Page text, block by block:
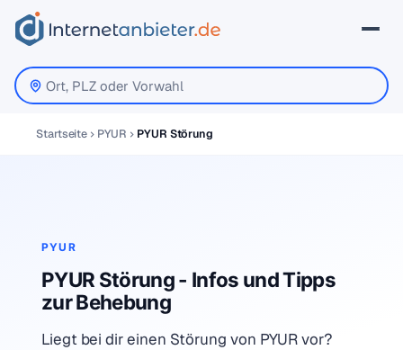
Startseite PYUR PYUR Störung
PYUR
PYUR Störung - Infos und Tipps
zur Behebung
Liegt bei dir einen Störung von PYUR vor?